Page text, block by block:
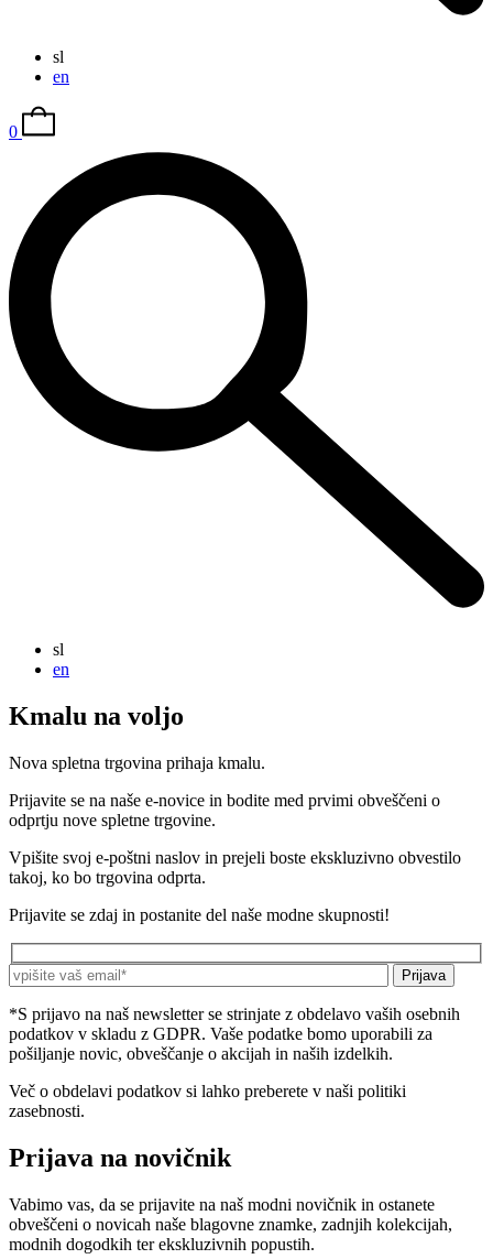
sl
en
0
sl
en
Kmalu na voljo
Nova spletna trgovina prihaja kmalu.
Prijavite se na naše e-novice in bodite med prvimi obveščeni o
odprtju nove spletne trgovine.
Vpišite svoj e-poštni naslov in prejeli boste ekskluzivno obvestilo
takoj, ko bo trgovina odprta.
Prijavite se zdaj in postanite del naše modne skupnosti!
*S prijavo na naš newsletter se strinjate z obdelavo vaših osebnih
podatkov v skladu z GDPR. Vaše podatke bomo uporabili za
pošiljanje novic, obveščanje o akcijah in naših izdelkih.
Več o obdelavi podatkov si lahko preberete v naši politiki
zasebnosti.
Prijava na novičnik
Vabimo vas, da se prijavite na naš modni novičnik in ostanete
obveščeni o novicah naše blagovne znamke, zadnjih kolekcijah,
modnih dogodkih ter ekskluzivnih popustih.